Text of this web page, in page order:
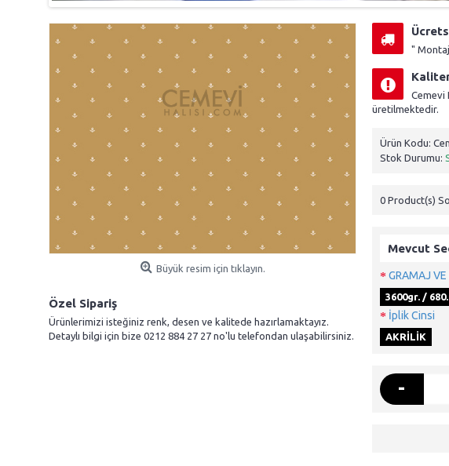
Büyük resim için tıklayın.
Özel Sipariş
Ürünlerimizi isteğiniz renk, desen ve kalitede hazırlamaktayız.
Detaylı bilgi için bize 0212 884 27 27 no'lu telefondan ulaşabilirsiniz.
"
Cemevi
üretilmektedir.
Ürün Kodu:
Stok Durumu:
0 Product(s)
Mevcut
GRAMAJ VE
3600gr. /
İplik Cinsi
AKRİLİK
-